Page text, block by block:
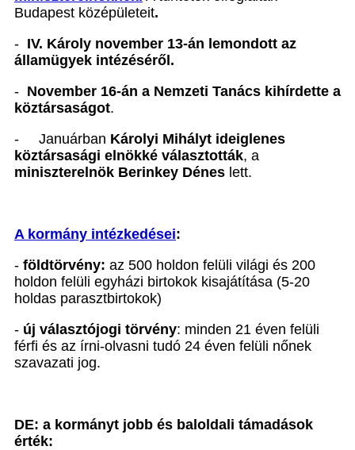
Budapest középületeit.
- IV. Károly november 13-án lemondott az
államügyek intézéséről.
- November 16-án a Nemzeti Tanács kihírdette a
köztársaságot.
- Januárban Károlyi Mihályt ideiglenes
köztársasági elnökké választották, a
miniszterelnök Berinkey Dénes lett.
A kormány intézkedései:
- földtörvény: az 500 holdon felüli világi és 200
holdon felüli egyházi birtokok kisajátítása (5-20
holdas parasztbirtokok)
- új választójogi törvény: minden 21 éven felüli
férfi és az írni-olvasni tudó 24 éven felüli nőnek
szavazati jog.
DE: a kormányt jobb és baloldali támadások
érték: